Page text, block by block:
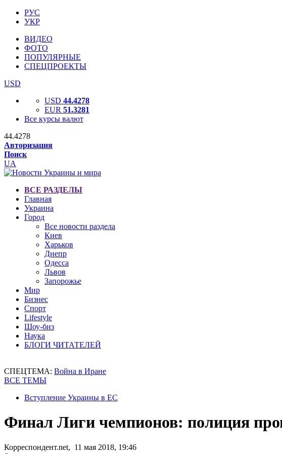
РУС
УКР
ВИДЕО
ФОТО
ПОПУЛЯРНЫЕ
СПЕЦПРОЕКТЫ
USD
USD 44.4278
EUR 51.3281
Все курсы валют
44.4278
Авторизация
Поиск
UA
ВСЕ РАЗДЕЛЫ
Главная
Украина
Город
Все новости раздела
Киев
Харьков
Днепр
Одесса
Львов
Запорожье
Мир
Бизнес
Спорт
Lifestyle
Шоу-биз
Наука
БЛОГИ ЧИТАТЕЛЕЙ
СПЕЦТЕМА: Война в Иране
ВСЕ ТЕМЫ
Вступление Украины в ЕС
Финал Лиги чемпионов: полиция
Корреспондент.net, 11 мая 2018, 19:46